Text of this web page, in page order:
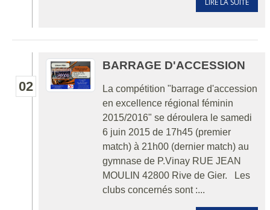
LIRE LA SUITE
02
BARRAGE D'ACCESSION
La compétition "barrage d'accession
en excellence régional féminin
2015/2016" se déroulera le samedi
6 juin 2015 de 17h45 (premier
match) à 21h00 (dernier match) au
gymnase de P.Vinay RUE JEAN
MOULIN 42800 Rive de Gier. Les
clubs concernés sont :...